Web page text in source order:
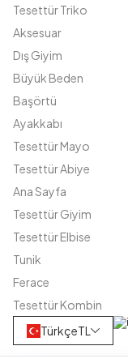
Tesettür Triko
Aksesuar
Dış Giyim
Büyük Beden
Başörtü
Ayakkabı
Tesettür Mayo
Tesettür Abiye
Ana Sayfa
Tesettür Giyim
Tesettür Elbise
Tunik
Ferace
Tesettür Kombin
TürkçeTL